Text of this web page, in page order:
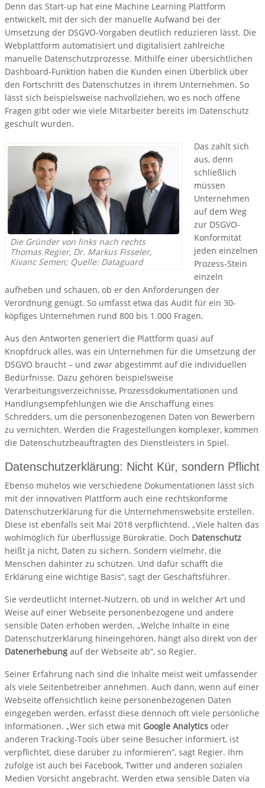
Denn das Start-up hat eine Machine Learning Plattform
entwickelt, mit der sich der manuelle Aufwand bei der
Umsetzung der DSGVO-Vorgaben deutlich reduzieren lässt. Die
Webplattform automatisiert und digitalisiert zahlreiche
manuelle Datenschutzprozesse. Mithilfe einer übersichtlichen
Dashboard-Funktion haben die Kunden einen Überblick über
den Fortschritt des Datenschutzes in ihrem Unternehmen. So
lässt sich beispielsweise nachvollziehen, wo es noch offene
Fragen gibt oder wie viele Mitarbeiter bereits im Datenschutz
geschult wurden.
Die Gründer von links nach rechts
Thomas Regier, Dr. Markus Fisseler,
Kivanc Semen; Quelle: Dataguard
Das zahlt sich
aus, denn
schließlich
müssen
Unternehmen
auf dem Weg
zur DSGVO-
Konformität
jeden einzelnen
Prozess-Stein
einzeln
aufheben und schauen, ob er den Anforderungen der
Verordnung genügt. So umfasst etwa das Audit für ein 30-
köpfiges Unternehmen rund 800 bis 1.000 Fragen.
Aus den Antworten generiert die Plattform quasi auf
Knopfdruck alles, was ein Unternehmen für die Umsetzung der
DSGVO braucht – und zwar abgestimmt auf die individuellen
Bedürfnisse. Dazu gehören beispielsweise
Verarbeitungsverzeichnisse, Prozessdokumentationen und
Handlungsempfehlungen wie die Anschaffung eines
Schredders, um die personenbezogenen Daten von Bewerbern
zu vernichten. Werden die Fragestellungen komplexer, kommen
die Datenschutzbeauftragten des Dienstleisters in Spiel.
Datenschutzerklärung: Nicht Kür, sondern Pflicht
Ebenso mühelos wie verschiedene Dokumentationen lässt sich
mit der innovativen Plattform auch eine rechtskonforme
Datenschutzerklärung für die Unternehmenswebsite erstellen.
Diese ist ebenfalls seit Mai 2018 verpflichtend. „Viele halten das
wohlmöglich für überflüssige Bürokratie. Doch Datenschutz
heißt ja nicht, Daten zu sichern. Sondern vielmehr, die
Menschen dahinter zu schützen. Und dafür schafft die
Erklärung eine wichtige Basis“, sagt der Geschäftsführer.
Sie verdeutlicht Internet-Nutzern, ob und in welcher Art und
Weise auf einer Webseite personenbezogene und andere
sensible Daten erhoben werden. „Welche Inhalte in eine
Datenschutzerklärung hineingehören, hängt also direkt von der
Datenerhebung auf der Webseite ab“, so Regier.
Seiner Erfahrung nach sind die Inhalte meist weit umfassender
als viele Seitenbetreiber annehmen. Auch dann, wenn auf einer
Webseite offensichtlich keine personenbezogenen Daten
eingegeben werden, erfasst diese dennoch oft viele persönliche
Informationen. „Wer sich etwa mit Google Analytics oder
anderen Tracking-Tools über seine Besucher informiert, ist
verpflichtet, diese darüber zu informieren“, sagt Regier. Ihm
zufolge ist auch bei Facebook, Twitter und anderen sozialen
Medien Vorsicht angebracht. Werden etwa sensible Daten via